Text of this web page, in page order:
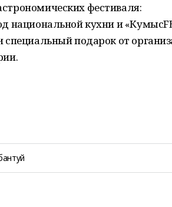
фестиваля:
национальной кухни и
подарок от